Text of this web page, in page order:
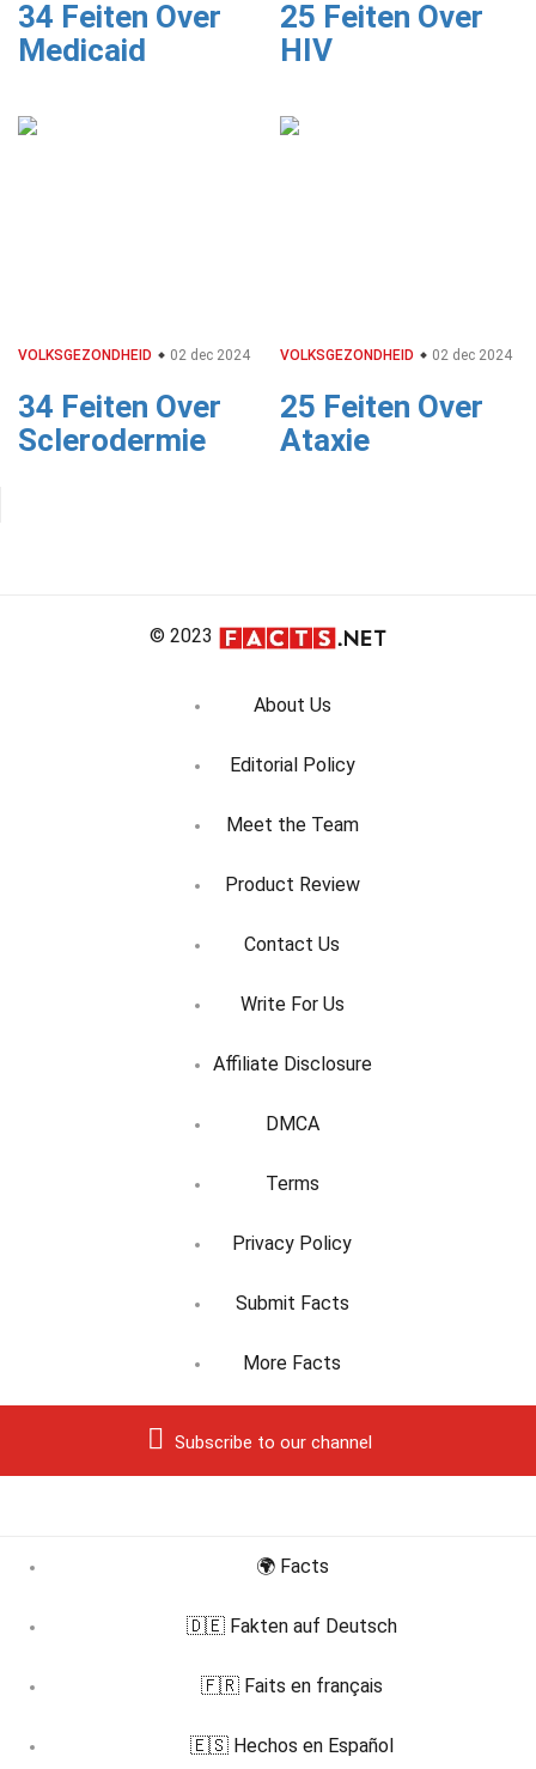
34 Feiten Over
Medicaid
25 Feiten Over
HIV
VOLKSGEZONDHEID 02 dec 2024
34 Feiten Over
Sclerodermie
VOLKSGEZONDHEID 02 dec 2024
25 Feiten Over
Ataxie
© 2023
About Us
Editorial Policy
Meet the Team
Product Review
Contact Us
Write For Us
Affiliate Disclosure
DMCA
Terms
Privacy Policy
Submit Facts
More Facts
Subscribe to our channel
🌍 Facts
🇩🇪 Fakten auf Deutsch
🇫🇷 Faits en français
🇪🇸 Hechos en Español